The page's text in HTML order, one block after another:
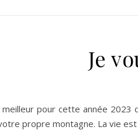
Je
pour cette année 2023
propre montagne. La vie